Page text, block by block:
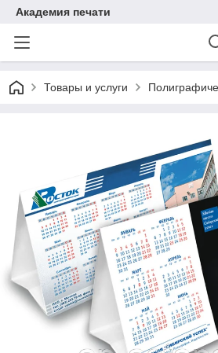
Академия печати
Товары и услуги